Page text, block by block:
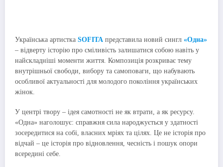
Українська артистка SOFITA представила новий сингл «Одна»
– відверту історію про сміливість залишатися собою навіть у
найскладніші моменти життя. Композиція розкриває тему
внутрішньої свободи, вибору та самоповаги, що набувають
особливої актуальності для молодого покоління українських
жінок.
У центрі твору – ідея самотності не як втрати, а як ресурсу.
«Одна» наголошує: справжня сила народжується у здатності
зосередитися на собі, власних мріях та цілях. Це не історія про
відчай – це історія про відновлення, чесність і пошук опори
всередині себе.